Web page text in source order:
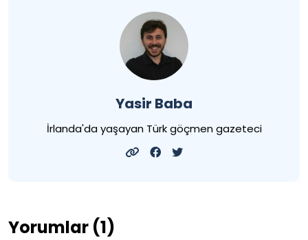
Yasir Baba
İrlanda'da yaşayan Türk göçmen gazeteci
Yorumlar (1)